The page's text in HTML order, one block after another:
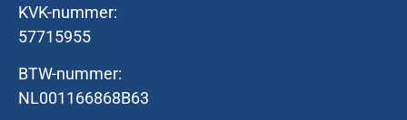
KVK-nummer:
57715955
BTW-nummer:
NL001166868B63